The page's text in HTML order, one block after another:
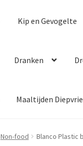
Kip en Gevogelte
Dranken
Maaltijden
Non-food Blanco Plastic